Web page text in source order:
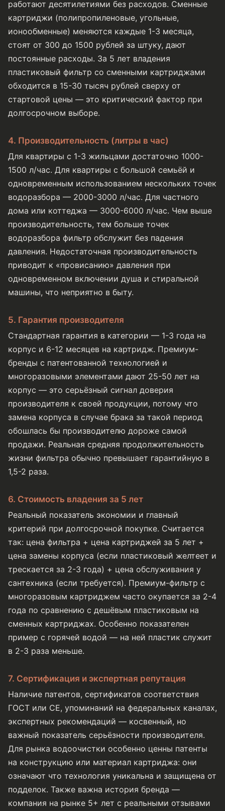
работают десятилетиями без расходов. Сменные
картриджи (полипропиленовые, угольные,
ионообменные) меняются каждые 1-3 месяца,
стоят от 300 до 1500 рублей за штуку, дают
постоянные расходы. За 5 лет владения
пластиковый фильтр со сменными картриджами
обходится в 15-30 тысяч рублей сверху от
стартовой цены — это критический фактор при
долгосрочном выборе.
4. Производительность (литры в час)
Для квартиры с 1-3 жильцами достаточно 1000-
1500 л/час. Для квартиры с большой семьёй и
одновременным использованием нескольких точек
водоразбора — 2000-3000 л/час. Для частного
дома или коттеджа — 3000-6000 л/час. Чем выше
производительность, тем больше точек
водоразбора фильтр обслужит без падения
давления. Недостаточная производительность
приводит к «провисанию» давления при
одновременном включении душа и стиральной
машины, что неприятно в быту.
5. Гарантия производителя
Стандартная гарантия в категории — 1-3 года на
корпус и 6-12 месяцев на картридж. Премиум-
бренды с патентованной технологией и
многоразовыми элементами дают 25-50 лет на
корпус — это серьёзный сигнал доверия
производителя к своей продукции, потому что
замена корпуса в случае брака за такой период
обошлась бы производителю дороже самой
продажи. Реальная средняя продолжительность
жизни фильтра обычно превышает гарантийную в
1,5-2 раза.
6. Стоимость владения за 5 лет
Реальный показатель экономии и главный
критерий при долгосрочной покупке. Считается
так: цена фильтра + цена картриджей за 5 лет +
цена замены корпуса (если пластиковый желтеет и
трескается за 2-3 года) + цена обслуживания у
сантехника (если требуется). Премиум-фильтр с
многоразовым картриджем часто окупается за 2-4
года по сравнению с дешёвым пластиковым на
сменных картриджах. Особенно показателен
пример с горячей водой — на ней пластик служит
в 2-3 раза меньше.
7. Сертификация и экспертная репутация
Наличие патентов, сертификатов соответствия
ГОСТ или СЕ, упоминаний на федеральных каналах,
экспертных рекомендаций — косвенный, но
важный показатель серьёзности производителя.
Для рынка водоочистки особенно ценны патенты
на конструкцию или материал картриджа: они
означают что технология уникальна и защищена от
подделок. Также важна история бренда —
компания на рынке 5+ лет с реальными отзывами